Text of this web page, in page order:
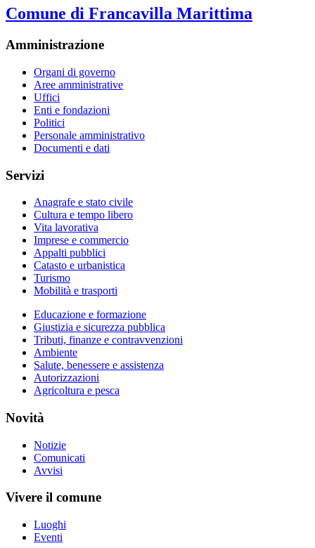
Comune di Francavilla Marittima
Amministrazione
Organi di governo
Aree amministrative
Uffici
Enti e fondazioni
Politici
Personale amministrativo
Documenti e dati
Servizi
Anagrafe e stato civile
Cultura e tempo libero
Vita lavorativa
Imprese e commercio
Appalti pubblici
Catasto e urbanistica
Turismo
Mobilità e trasporti
Educazione e formazione
Giustizia e sicurezza pubblica
Tributi, finanze e contravvenzioni
Ambiente
Salute, benessere e assistenza
Autorizzazioni
Agricoltura e pesca
Novità
Notizie
Comunicati
Avvisi
Vivere il comune
Luoghi
Eventi